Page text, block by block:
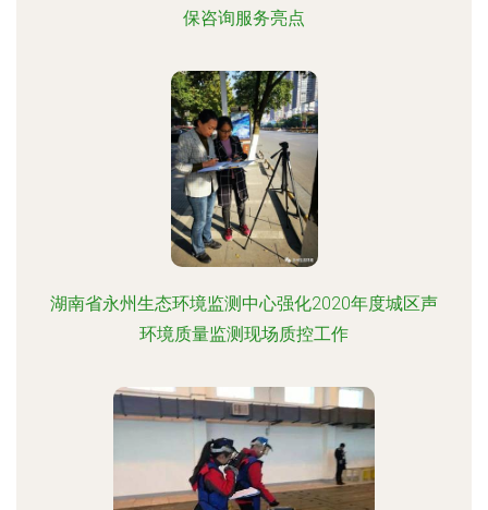
保咨询服务亮点
湖南省永州生态环境监测中心强化2020年度城区声
环境质量监测现场质控工作